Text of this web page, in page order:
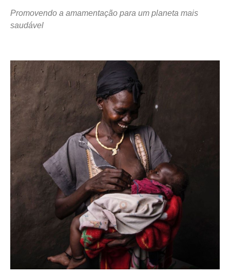
Promovendo a amamentação para um planeta mais
saudável